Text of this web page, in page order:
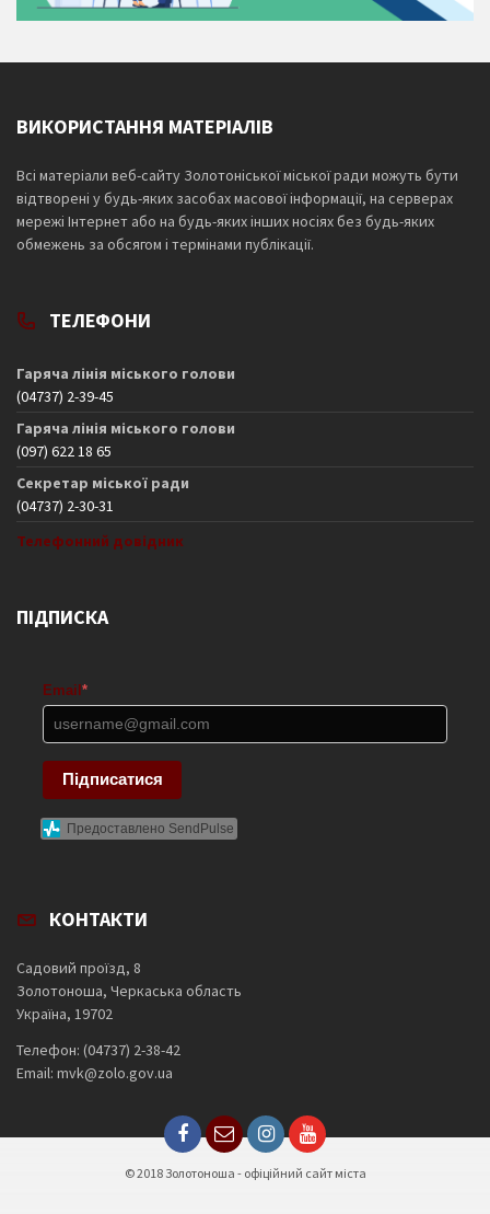
ВИКОРИСТАННЯ МАТЕРІАЛІВ
Всі матеріали веб-сайту Золотоніської міської ради можуть бути
відтворені у будь-яких засобах масової інформації, на серверах
мережі Інтернет або на будь-яких інших носіях без будь-яких
обмежень за обсягом і термінами публікації.
ТЕЛЕФОНИ
Гаряча лінія міського голови
(04737) 2-39-45
Гаряча лінія міського голови
(097) 622 18 65
Секретар міської ради
(04737) 2-30-31
Телефонний довідник
ПІДПИСКА
Email *
Підписатися
Предоставлено SendPulse
КОНТАКТИ
Садовий проїзд, 8
Золотоноша, Черкаська область
Україна, 19702
Телефон: (04737) 2-38-42
Email: mvk@zolo.gov.ua
© 2018 Золотоноша - офіційний сайт міста